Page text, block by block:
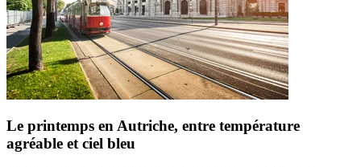
Le printemps en Autriche, entre température
agréable et ciel bleu